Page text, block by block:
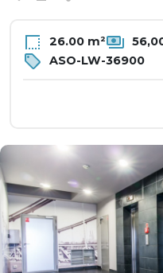
26.00 m²
ASO-LW-36900